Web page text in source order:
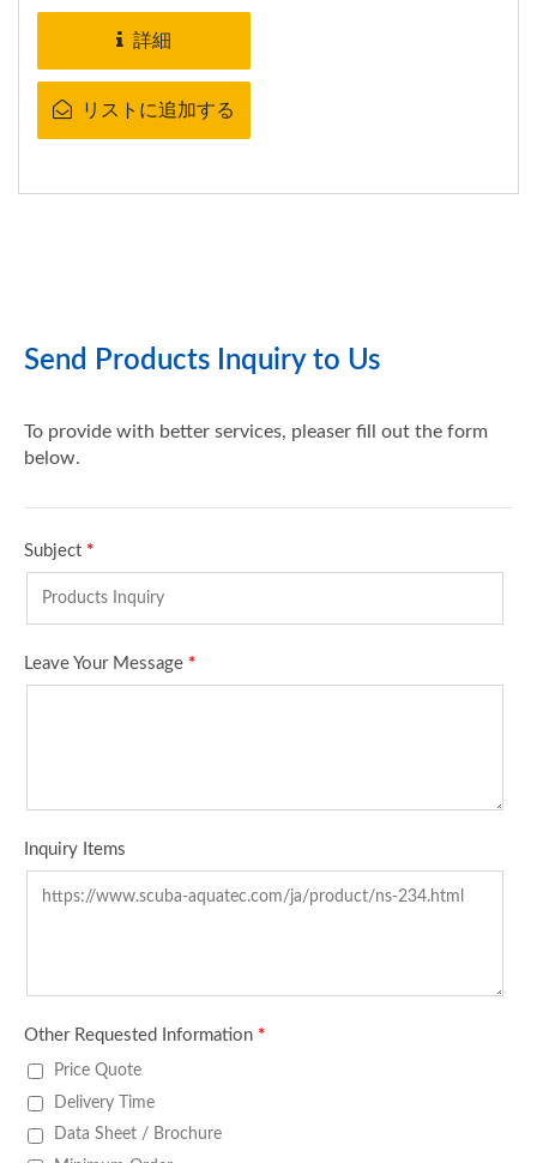
BK-304ダイブウェイト
ベルトバックルは、簡単
に握れるラッチを備えた
高品質のステンレススチ
置に固定すると、バック
ルバケーションで最悪の
ェイトベルトがありませ
ん！ウェイトベルトバッ
クルはかなり標準的で
す。
詳細
リストに追加する